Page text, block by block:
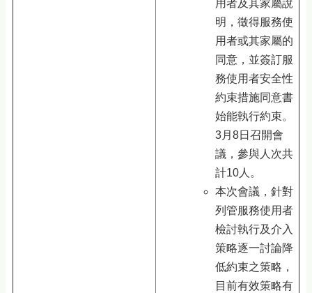
用者及其家屬說
明，徵得服務使
用者或其家屬的
同意，並簽訂服
務使用者安全性
約束措施同意書
始能執行約束。
3月8日召開會
議，參與人次共
計10人。
本次會議，針對
列管服務使用者
檢討執行及介入
策略逐一討論降
低約束之策略，
目前有效策略有